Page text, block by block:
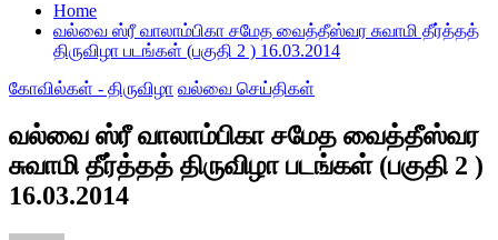
Home
வல்வை ஸ்ரீ வாலாம்பிகா சமேத வைத்தீஸ்வர சுவாமி தீர்த்தத்
திருவிழா படங்கள் (பகுதி 2 ) 16.03.2014
கோவில்கள் - திருவிழா வல்வை செய்திகள்
வல்வை ஸ்ரீ வாலாம்பிகா சமேத வைத்தீஸ்வர
சுவாமி தீர்த்தத் திருவிழா படங்கள் (பகுதி 2 )
16.03.2014